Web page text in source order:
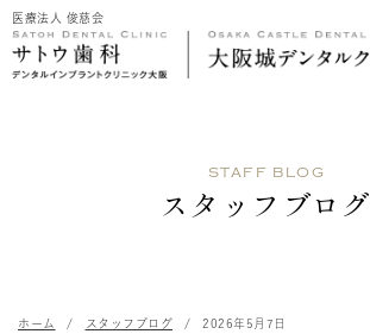
医療法人 俊慈会
STAFF BLOG
スタッフブログ
ホーム スタッフブログ 2026年5月7日